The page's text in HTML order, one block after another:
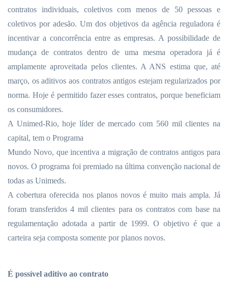
contratos individuais, coletivos com menos de 50 pessoas e
coletivos por adesão. Um dos objetivos da agência reguladora é
incentivar a concorrência entre as empresas. A possibilidade de
mudança de contratos dentro de uma mesma operadora já é
amplamente aproveitada pelos clientes. A ANS estima que, até
março, os aditivos aos contratos antigos estejam regularizados por
norma. Hoje é permitido fazer esses contratos, porque beneficiam
os consumidores.
A Unimed-Rio, hoje líder de mercado com 560 mil clientes na
capital, tem o Programa
Mundo Novo, que incentiva a migração de contratos antigos para
novos. O programa foi premiado na última convenção nacional de
todas as Unimeds.
A cobertura oferecida nos planos novos é muito mais ampla. Já
foram transferidos 4 mil clientes para os contratos com base na
regulamentação adotada a partir de 1999. O objetivo é que a
carteira seja composta somente por planos novos.
É possível aditivo ao contrato